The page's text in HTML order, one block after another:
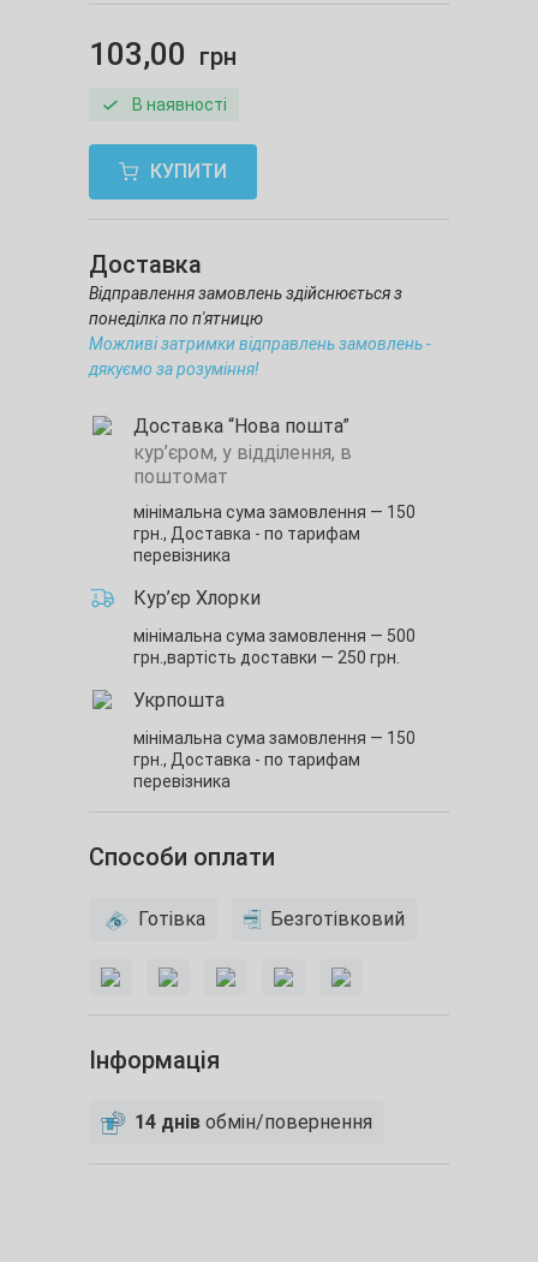
103,00 грн
В наявності
КУПИТИ
Доставка
Відправлення замовлень здійснюється з
понеділка по п'ятницю
Можливі затримки відправлень замовлень -
дякуємо за розуміння!
Доставка “Нова пошта”
кур’єром, у відділення, в
поштомат
мінімальна сума замовлення — 150
грн., Доставка - по тарифам
перевізника
Кур’єр Хлорки
мінімальна сума замовлення — 500
грн.,вартість доставки — 250 грн.
Укрпошта
мінімальна сума замовлення — 150
грн., Доставка - по тарифам
перевізника
Способи оплати
Готівка Безготівковий
Інформація
14 днів обмін/повернення